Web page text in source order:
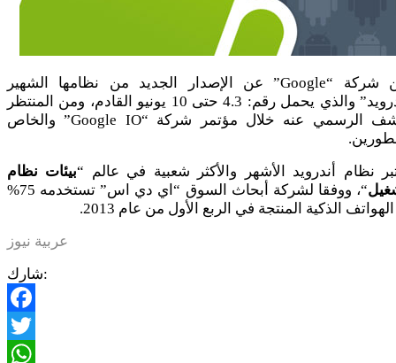
تعلن شركة “Google” عن الإصدار الجديد من نظامها الشهير
“أندرويد” والذي يحمل رقم: 4.3 حتى 10 يونيو القادم، ومن المنتظر
الكشف الرسمي عنه خلال مؤتمر شركة “Google IO” والخاص
نظام أندرويد الأشهر والأكثر شعبية في عالم “بيئات نظام
“، ووفقا لشركة أبحاث السوق “اي دي اس” تستخدمه 75%
الذكية المنتجة في الربع الأول من عام 2013.
عربية نيوز
شارك:
Facebook
Twitter